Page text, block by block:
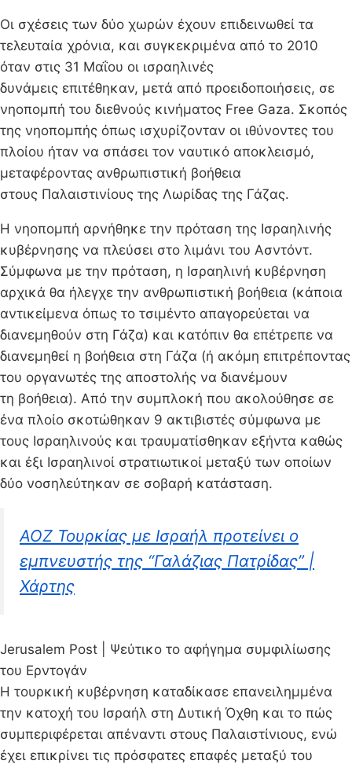
Οι σχέσεις των δύο χωρών έχουν επιδεινωθεί τα
τελευταία χρόνια, και συγκεκριμένα από το 2010
όταν στις 31 Μαΐου οι ισραηλινές
δυνάμεις επιτέθηκαν, μετά από προειδοποιήσεις, σε
νηοπομπή του διεθνούς κινήματος Free Gaza. Σκοπός
της νηοπομπής όπως ισχυρίζονταν οι ιθύνοντες του
πλοίου ήταν να σπάσει τον ναυτικό αποκλεισμό,
μεταφέροντας ανθρωπιστική βοήθεια
στους Παλαιστινίους της Λωρίδας της Γάζας.
Η νηοπομπή αρνήθηκε την πρόταση της Ισραηλινής
κυβέρνησης να πλεύσει στο λιμάνι του Ασντόντ.
Σύμφωνα με την πρόταση, η Ισραηλινή κυβέρνηση
αρχικά θα ήλεγχε την ανθρωπιστική βοήθεια (κάποια
αντικείμενα όπως το τσιμέντο απαγορεύεται να
διανεμηθούν στη Γάζα) και κατόπιν θα επέτρεπε να
διανεμηθεί η βοήθεια στη Γάζα (ή ακόμη επιτρέποντας
του οργανωτές της αποστολής να διανέμουν
τη βοήθεια). Από την συμπλοκή που ακολούθησε σε
ένα πλοίο σκοτώθηκαν 9 ακτιβιστές σύμφωνα με
τους Ισραηλινούς και τραυματίσθηκαν εξήντα καθώς
και έξι Ισραηλινοί στρατιωτικοί μεταξύ των οποίων
δύο νοσηλεύτηκαν σε σοβαρή κατάσταση.
ΑΟΖ Τουρκίας με Ισραήλ προτείνει ο
εμπνευστής της “Γαλάζιας Πατρίδας” |
Χάρτης
Jerusalem Post | Ψεύτικο το αφήγημα συμφιλίωσης
του Ερντογάν
Η τουρκική κυβέρνηση καταδίκασε επανειλημμένα
την κατοχή του Ισραήλ στη Δυτική Όχθη και το πώς
συμπεριφέρεται απέναντι στους Παλαιστίνιους, ενώ
έχει επικρίνει τις πρόσφατες επαφές μεταξύ του